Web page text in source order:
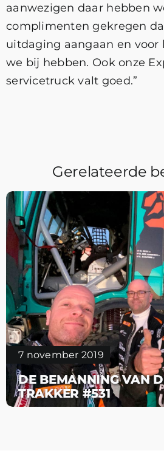
aanwezigen daar hebben
complimenten gekregen
uitdaging aangaan en
we bij hebben. Ook onze
servicetruck valt goed.”
Gerelateerde
7 november 2019
DE BEMANNING VAN
TRAKKER #531